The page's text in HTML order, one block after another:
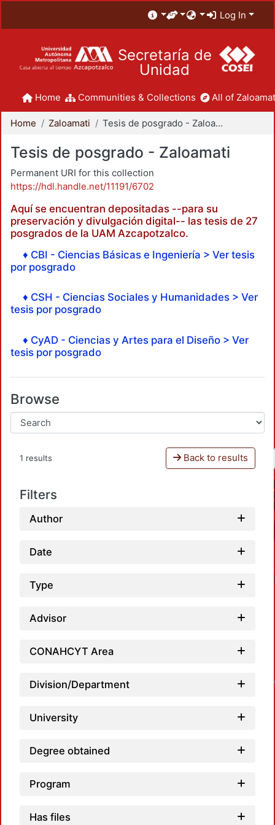
Log In
Secretaría de
Unidad
Home Communities & Collections All of
Home Zaloamati Tesis de posgrado - Zaloamati
Tesis de posgrado - Zaloamati
Permanent URI for this collection
https://hdl.handle.net/11191/6702
Aquí se encuentran depositadas --para su
preservación y divulgación digital-- las tesis de 27
posgrados de la UAM Azcapotzalco.
♦ CBI - Ciencias Básicas e Ingeniería > Ver tesis
por posgrado
♦ CSH - Ciencias Sociales y Humanidades > Ver
tesis por posgrado
♦ CyAD - Ciencias y Artes para el Diseño > Ver
tesis por posgrado
Browse
1 results Back to results
Filters
Author
Date
Type
Advisor
CONAHCYT Area
Division/Department
University
Degree obtained
Program
Has files